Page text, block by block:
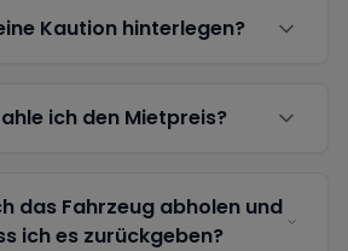
Kaution hinterlegen?
ich den Mietpreis?
das Fahrzeug abholen und
ich es zurückgeben?